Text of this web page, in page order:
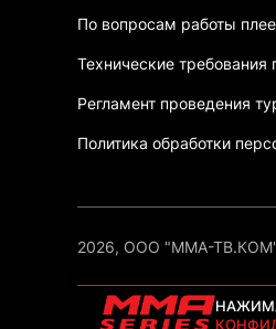
По вопросам работы
Технические требования
Регламент проведения
Политика обработки
2026, ООО "ММА-